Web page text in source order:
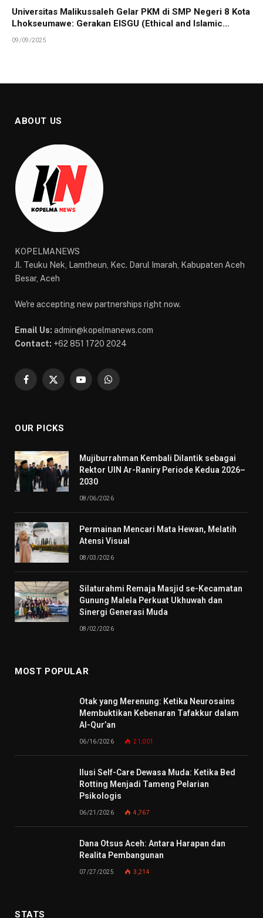
Universitas Malikussaleh Gelar PKM di SMP Negeri 8 Kota
Lhokseumawe: Gerakan EISGU (Ethical and Islamic
Gadget Use)
09/09/2025
ABOUT US
KOPELMANEWS
Jl. Teuku Nek, Lamtheun, Kec. Darul Imarah, Kabupaten Aceh
Besar, Aceh
We're accepting new partnerships right now.
Email Us: admin@kopelmanews.com
Contact: +62 851 1720 2024
Facebook
X
YouTubeWhatsApp
OUR PICKS
Mujiburrahman Kembali Dilantik sebagai
Rektor UIN Ar-Raniry Periode Kedua 2026–
2030
08/06/2026
Permainan Mencari Mata Hewan, Melatih
Atensi Visual
08/03/2026
Silaturahmi Remaja Masjid se-Kecamatan
Gunung Malela Perkuat Ukhuwah dan
Sinergi Generasi Muda
08/02/2026
MOST POPULAR
Otak yang Merenung: Ketika Neurosains
Membuktikan Kebenaran Tafakkur dalam
Al-Qur’an
06/16/2026 21,001
Ilusi Self-Care Dewasa Muda: Ketika Bed
Rotting Menjadi Tameng Pelarian
Psikologis
06/21/2026 4,767
Dana Otsus Aceh: Antara Harapan dan
Realita Pembangunan
07/27/2025 3,214
STATS